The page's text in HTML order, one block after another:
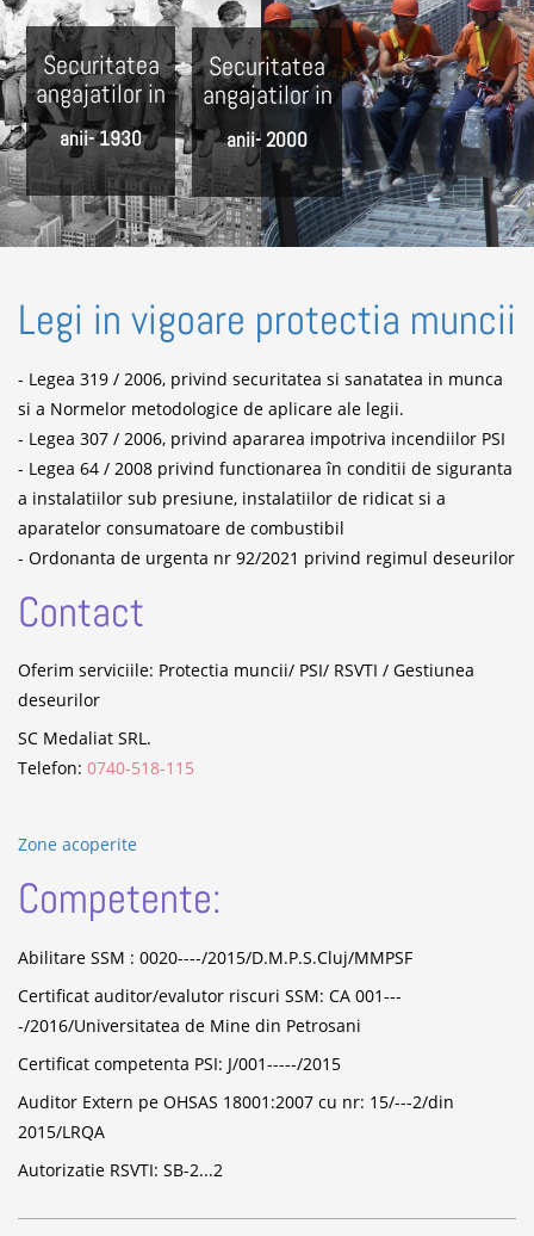
Securitatea
angajatilor in
anii- 1930
Securitatea
angajatilor in
anii- 2000
Legi in vigoare protectia muncii
- Legea 319 / 2006, privind securitatea si sanatatea in munca
si a Normelor metodologice de aplicare ale legii.
- Legea 307 / 2006, privind apararea impotriva incendiilor PSI
- Legea 64 / 2008 privind functionarea în conditii de siguranta
a instalatiilor sub presiune, instalatiilor de ridicat si a
aparatelor consumatoare de combustibil
- Ordonanta de urgenta nr 92/2021 privind regimul deseurilor
Contact
Oferim serviciile: Protectia muncii/ PSI/ RSVTI / Gestiunea
deseurilor
SC Medaliat SRL.
Telefon: 0740-518-115
Zone acoperite
Competente:
Abilitare SSM : 0020----/2015/D.M.P.S.Cluj/MMPSF
Certificat auditor/evalutor riscuri SSM: CA 001---
-/2016/Universitatea de Mine din Petrosani
Certificat competenta PSI: J/001-----/2015
Auditor Extern pe OHSAS 18001:2007 cu nr: 15/---2/din
2015/LRQA
Autorizatie RSVTI: SB-2...2